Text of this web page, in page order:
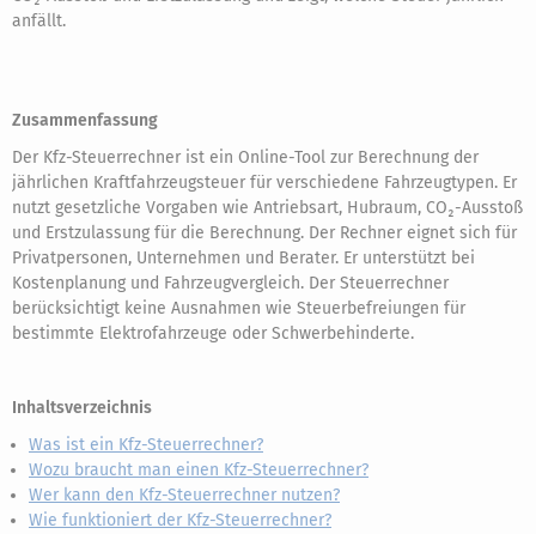
anfällt.
Zusammenfassung
Der Kfz-Steuerrechner ist ein Online-Tool zur Berechnung der
jährlichen Kraftfahrzeugsteuer für verschiedene Fahrzeugtypen. Er
nutzt gesetzliche Vorgaben wie Antriebsart, Hubraum, CO₂-Ausstoß
und Erstzulassung für die Berechnung. Der Rechner eignet sich für
Privatpersonen, Unternehmen und Berater. Er unterstützt bei
Kostenplanung und Fahrzeugvergleich. Der Steuerrechner
berücksichtigt keine Ausnahmen wie Steuerbefreiungen für
bestimmte Elektrofahrzeuge oder Schwerbehinderte.
Inhaltsverzeichnis
Was ist ein Kfz-Steuerrechner?
Wozu braucht man einen Kfz-Steuerrechner?
Wer kann den Kfz-Steuerrechner nutzen?
Wie funktioniert der Kfz-Steuerrechner?